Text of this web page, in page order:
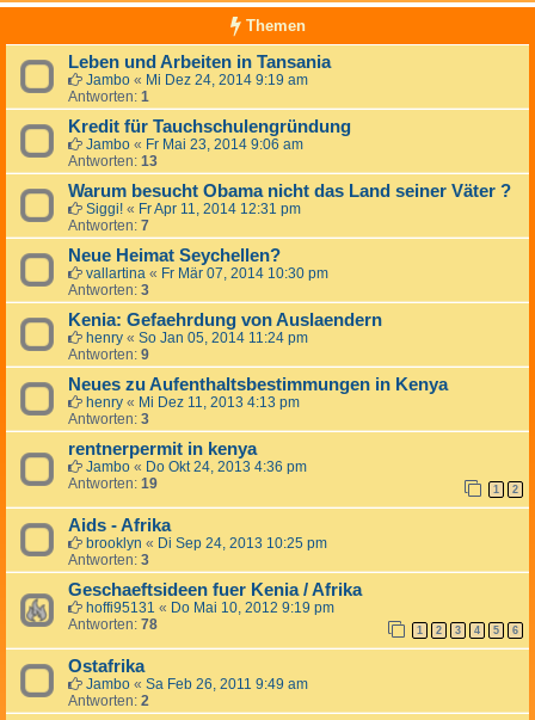
Themen
Leben und Arbeiten in Tansania
Jambo « Mi Dez 24, 2014 9:19 am
Antworten: 1
Kredit für Tauchschulengründung
Jambo « Fr Mai 23, 2014 9:06 am
Antworten: 13
Warum besucht Obama nicht das Land seiner Väter ?
Siggi! « Fr Apr 11, 2014 12:31 pm
Antworten: 7
Neue Heimat Seychellen?
vallartina « Fr Mär 07, 2014 10:30 pm
Antworten: 3
Kenia: Gefaehrdung von Auslaendern
henry « So Jan 05, 2014 11:24 pm
Antworten: 9
Neues zu Aufenthaltsbestimmungen in Kenya
henry « Mi Dez 11, 2013 4:13 pm
Antworten: 3
rentnerpermit in kenya
Jambo « Do Okt 24, 2013 4:36 pm
Antworten: 19 1 2
Aids - Afrika
brooklyn « Di Sep 24, 2013 10:25 pm
Antworten: 3
Geschaeftsideen fuer Kenia / Afrika
hoffi95131 « Do Mai 10, 2012 9:19 pm
Antworten: 78 1 2 3 4 5 6
Ostafrika
Jambo « Sa Feb 26, 2011 9:49 am
Antworten: 2